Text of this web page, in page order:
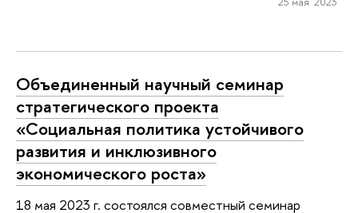
Объединенный научный семинар
стратегического проекта
«Социальная политика устойчивого
развития и инклюзивного
экономического роста»
18 мая 2023 г. состоялся совместный семинар